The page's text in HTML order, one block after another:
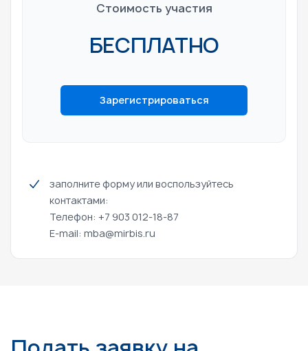
Стоимость участия
БЕСПЛАТНО
Зарегистрироваться
заполните форму или воспользуйтесь
контактами:
Телефон: +7 903 012-18-87
E-mail: mba@mirbis.ru